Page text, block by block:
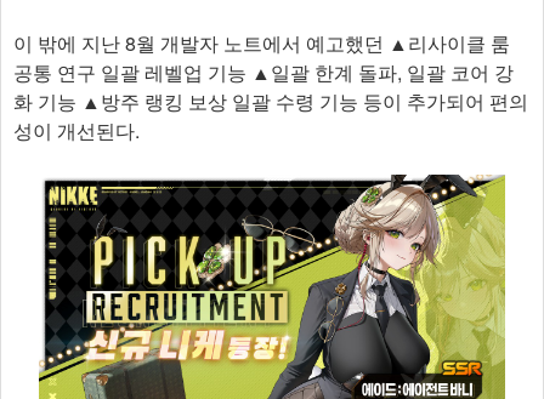
이 밖에 지난 8월 개발자 노트에서 예고했던 ▲리사이클 룸
공통 연구 일괄 레벨업 기능 ▲일괄 한계 돌파, 일괄 코어 강
화 기능 ▲방주 랭킹 보상 일괄 수령 기능 등이 추가되어 편의
성이 개선된다.​